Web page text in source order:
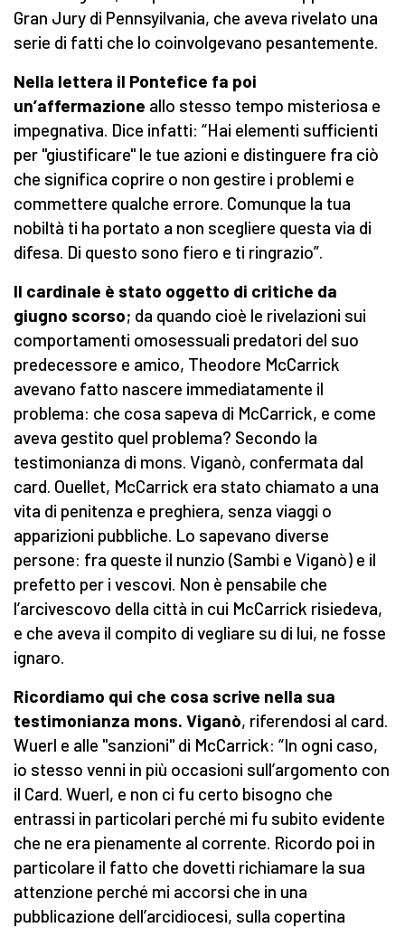
Gran Jury di Pennsyilvania, che aveva rivelato una
serie di fatti che lo coinvolgevano pesantemente.
Nella lettera il Pontefice fa poi
un’affermazione allo stesso tempo misteriosa e
impegnativa. Dice infatti: “Hai elementi sufficienti
per "giustificare" le tue azioni e distinguere fra ciò
che significa coprire o non gestire i problemi e
commettere qualche errore. Comunque la tua
nobiltà ti ha portato a non scegliere questa via di
difesa. Di questo sono fiero e ti ringrazio”.
Il cardinale è stato oggetto di critiche da
giugno scorso; da quando cioè le rivelazioni sui
comportamenti omosessuali predatori del suo
predecessore e amico, Theodore McCarrick
avevano fatto nascere immediatamente il
problema: che cosa sapeva di McCarrick, e come
aveva gestito quel problema? Secondo la
testimonianza di mons. Viganò, confermata dal
card. Ouellet, McCarrick era stato chiamato a una
vita di penitenza e preghiera, senza viaggi o
apparizioni pubbliche. Lo sapevano diverse
persone: fra queste il nunzio (Sambi e Viganò) e il
prefetto per i vescovi. Non è pensabile che
l’arcivescovo della città in cui McCarrick risiedeva,
e che aveva il compito di vegliare su di lui, ne fosse
ignaro.
Ricordiamo qui che cosa scrive nella sua
testimonianza mons. Viganò, riferendosi al card.
Wuerl e alle "sanzioni" di McCarrick: “In ogni caso,
io stesso venni in più occasioni sull’argomento con
il Card. Wuerl, e non ci fu certo bisogno che
entrassi in particolari perché mi fu subito evidente
che ne era pienamente al corrente. Ricordo poi in
particolare il fatto che dovetti richiamare la sua
attenzione perché mi accorsi che in una
pubblicazione dell’arcidiocesi, sulla copertina